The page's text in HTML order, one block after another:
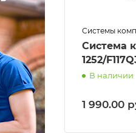
Системы
Система
1252/
В наличии
1 990.00